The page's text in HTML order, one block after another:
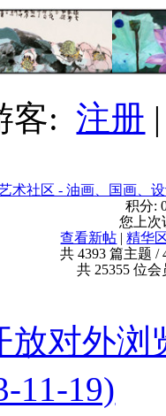
客:注册
术社区 - 油画、国画、
积分:
您上
查看新帖 |精华
共 4393 篇主题 /
共 25355 位会
放对外
11-19)